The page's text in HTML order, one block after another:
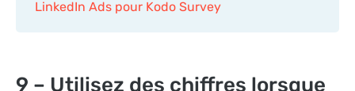
LinkedIn Ads pour Kodo Survey
9 – Utilisez des chiffres lorsque